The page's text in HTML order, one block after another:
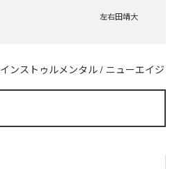
左右田靖大
インストゥルメンタル / ニューエイジ